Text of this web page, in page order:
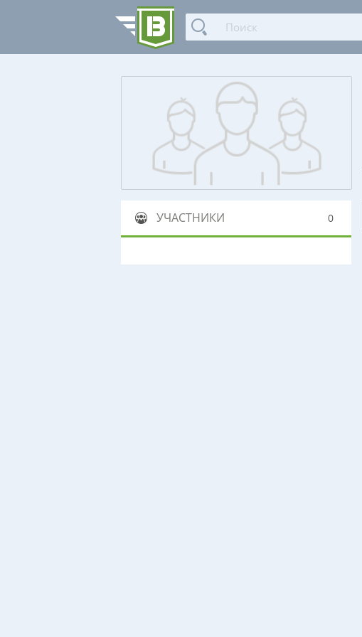
УЧАСТНИКИ 0